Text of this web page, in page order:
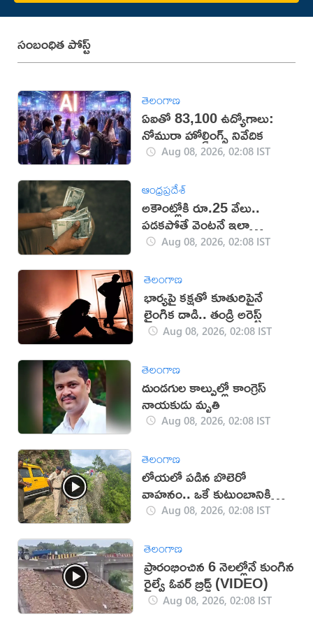
సంబంధిత పోస్ట్
తెలంగాణ
ఏఐతో 83,100 ఉద్యోగాలు:
నోమురా హోల్డింగ్స్ నివేదిక
Aug 08, 2026, 02:08 IST
ఆంధ్రప్రదేశ్
అకౌంట్లోకి రూ.25 వేలు..
పడకపోతే వెంటనే ఇలా
చేయండి!
Aug 08, 2026, 02:08 IST
తెలంగాణ
భార్యపై కక్షతో కూతురిపైనే
లైంగిక దాడి.. తండ్రి అరెస్ట్
Aug 08, 2026, 02:08 IST
తెలంగాణ
దుండగుల కాల్పుల్లో కాంగ్రెస్
నాయకుడు మృతి
Aug 08, 2026, 02:08 IST
తెలంగాణ
లోయలో పడిన బొలెరో
వాహనం.. ఒకే కుటుంబానికి
చెందిన ఆరుగురు మృతి
Aug 08, 2026, 02:08 IST
తెలంగాణ
ప్రారంభించిన 6 నెలల్లోనే కుంగిన
రైల్వే ఓవర్‌ బ్రిడ్జ్ (VIDEO)
Aug 08, 2026, 02:08 IST